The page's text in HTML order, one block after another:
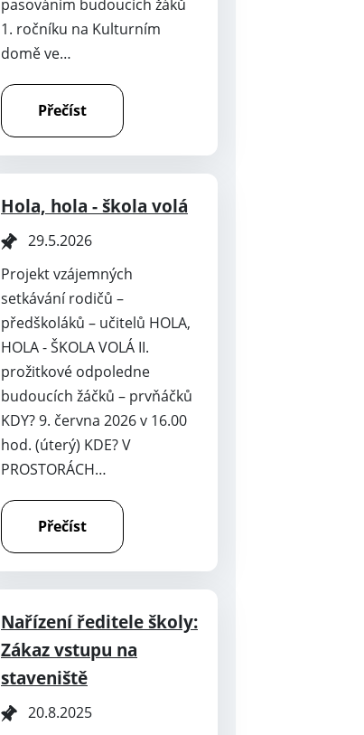
pasováním budoucích žáků
1. ročníku na Kulturním
domě ve…
Přečíst
Hola, hola - škola volá
29.5.2026
Projekt vzájemných
setkávání rodičů –
předškoláků – učitelů HOLA,
HOLA - ŠKOLA VOLÁ II.
prožitkové odpoledne
budoucích žáčků – prvňáčků
KDY? 9. června 2026 v 16.00
hod. (úterý) KDE? V
PROSTORÁCH…
Přečíst
Nařízení ředitele školy:
Zákaz vstupu na
staveniště
20.8.2025